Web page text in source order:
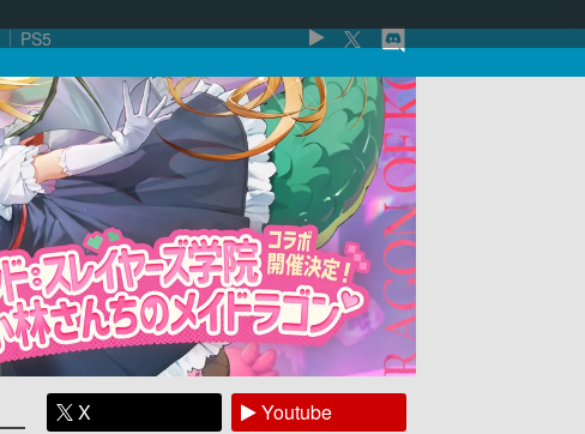
PS5
X
Youtube